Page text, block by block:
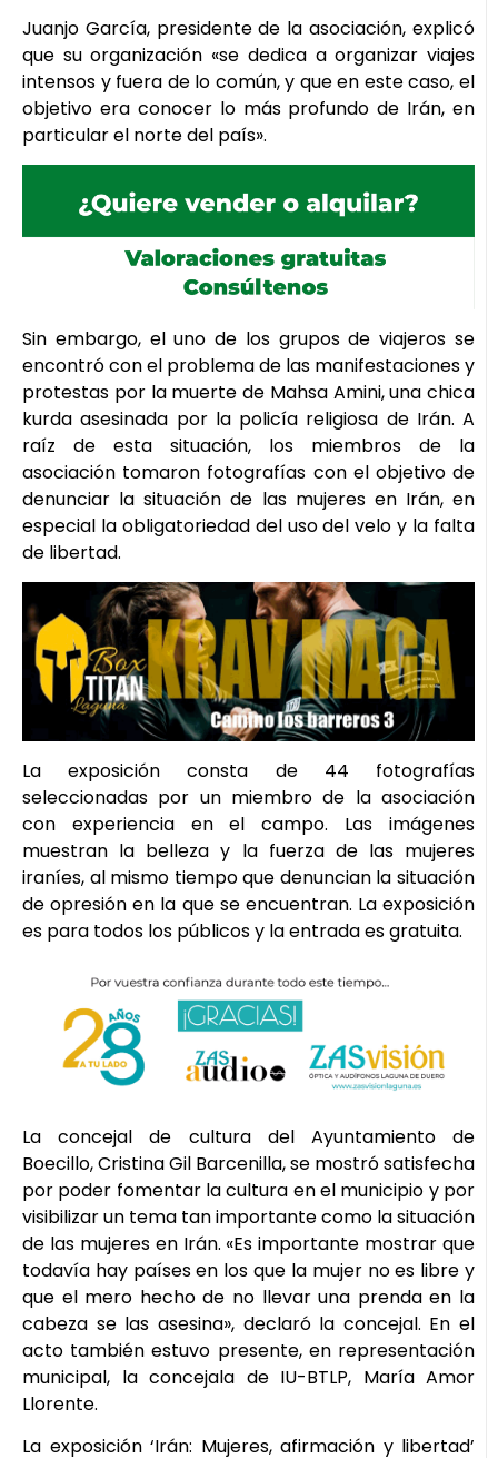
Juanjo García, presidente de la asociación, explicó
que su organización «se dedica a organizar viajes
intensos y fuera de lo común, y que en este caso, el
objetivo era conocer lo más profundo de Irán, en
particular el norte del país».
Sin embargo, el uno de los grupos de viajeros se
encontró con el problema de las manifestaciones y
protestas por la muerte de Mahsa Amini, una chica
kurda asesinada por la policía religiosa de Irán. A
raíz de esta situación, los miembros de la
asociación tomaron fotografías con el objetivo de
denunciar la situación de las mujeres en Irán, en
especial la obligatoriedad del uso del velo y la falta
de libertad.
La exposición consta de 44 fotografías
seleccionadas por un miembro de la asociación
con experiencia en el campo. Las imágenes
muestran la belleza y la fuerza de las mujeres
iraníes, al mismo tiempo que denuncian la situación
de opresión en la que se encuentran. La exposición
es para todos los públicos y la entrada es gratuita.
La concejal de cultura del Ayuntamiento de
Boecillo, Cristina Gil Barcenilla, se mostró satisfecha
por poder fomentar la cultura en el municipio y por
visibilizar un tema tan importante como la situación
de las mujeres en Irán. «Es importante mostrar que
todavía hay países en los que la mujer no es libre y
que el mero hecho de no llevar una prenda en la
cabeza se las asesina», declaró la concejal. En el
acto también estuvo presente, en representación
municipal, la concejala de IU-BTLP, María Amor
Llorente.
La exposición ‘Irán: Mujeres, afirmación y libertad’